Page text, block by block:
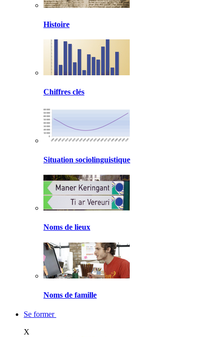
Histoire
Chiffres clés
Situation sociolinguistique
Noms de lieux
Noms de famille
Se former
X